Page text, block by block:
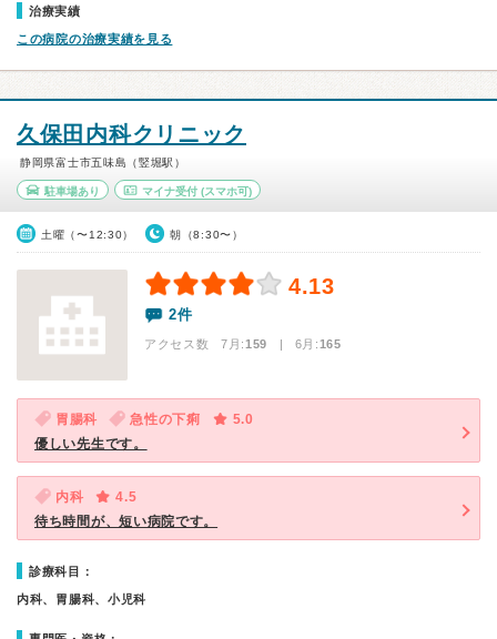
治療実績
この病院の治療実績を見る
久保田内科クリニック
静岡県富士市五味島（竪堀駅）
駐車場あり マイナ受付(スマホ可)
土曜（〜12:30） 朝（8:30〜）
4.13
2件
アクセス数 7月:159 | 6月:165
胃腸科 急性の下痢
5.0
優しい先生です。
内科
4.5
待ち時間が、短い病院です。
診療科目：
内科、胃腸科、小児科